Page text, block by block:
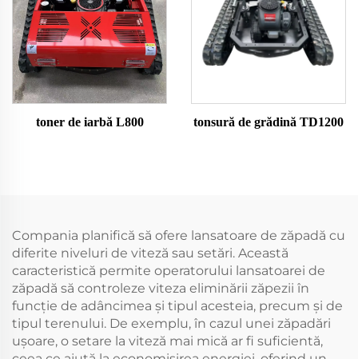
toner de iarbă L800 tonsură de grădină TD1200
Compania planifică să ofere lansatoare de zăpadă cu
diferite niveluri de viteză sau setări. Această
caracteristică permite operatorului lansatoarei de
zăpadă să controleze viteza eliminării zăpezii în
funcție de adâncimea și tipul acesteia, precum și de
tipul terenului. De exemplu, în cazul unei zăpadări
ușoare, o setare la viteză mai mică ar fi suficientă,